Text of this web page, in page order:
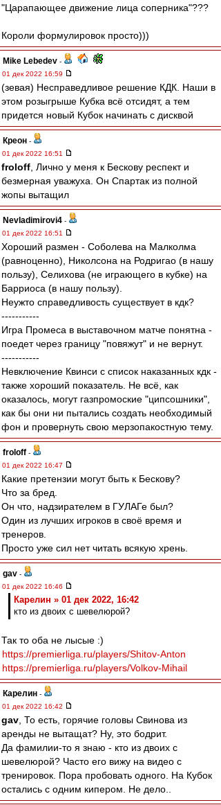
"Царапающее движение лица соперника"???
Короли формулировок просто)))
Mike Lebedev -
01 дек 2022 16:59
(зевая) Несправедливое решение КДК. Наши в
этом розыгрыше Кубка всё отсидят, а тем
придется новый Кубок начинать с дисквой
Креон -
01 дек 2022 16:51
froloff , Лично у меня к Бескову респект и
безмерная уважуха. Он Спартак из полной
жопы вытащил
Nevladimirovi4 -
01 дек 2022 16:51
Хороший размен - Соболева на Малколма
(равноценно), Николсона на Родригао (в нашу
пользу), Селихова (не играющего в кубке) на
Барриоса (в нашу пользу).
Неужто справедливость существует в кдк?
-----------
Игра Промеса в выставочном матче понятна -
поедет через границу "повяжут" и не вернут.
-----------
Невключение Квинси с список наказанных кдк -
также хороший показатель. Не всё, как
оказалось, могут газпромоские "ципсошники",
как бы они ни пытались создать необходимый
фон и провернуть свою мерзопакостную тему.
froloff -
01 дек 2022 16:47
Какие претензии могут быть к Бескову?
Что за бред.
Он что, надзирателем в ГУЛАГе был?
Один из лучших игроков в своё время и
тренеров.
Просто уже сил нет читать всякую хрень.
gav -
01 дек 2022 16:46
Карелин » 01 дек 2022, 16:42
кто из двоих с шевелюрой?
Так то оба не лысые :)
https://premierliga.ru/players/Shitov-Anton
https://premierliga.ru/players/Volkov-Mihail
Карелин -
01 дек 2022 16:42
gav , То есть, горячие головы Свинова из
аренды не вытащат? Ну, это бодрит.
Да фамилии-то я знаю - кто из двоих с
шевелюрой? Часто его вижу на видео с
тренировок. Пора пробовать одного. На Кубок
остались с одним кипером. Не дело..